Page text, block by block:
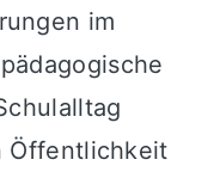
im
Öffentlichkeit